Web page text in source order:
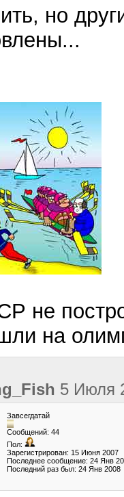
но
не
на
5 Июля
Завсегдатай
Сообщений: 44
Пол:
Зарегистрирован: 15 Июня 2007
Последнее сообщение: 24 Янв
Последний раз был: 24 Янв 2008